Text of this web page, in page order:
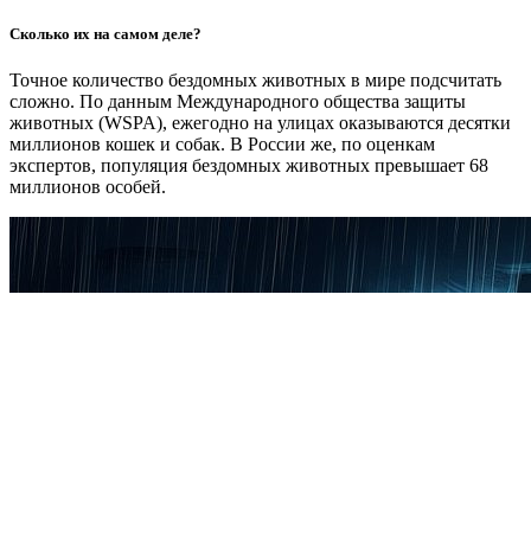
Сколько их на самом деле?
Точное количество бездомных животных в мире подсчитать
сложно. По данным Международного общества защиты
животных (WSPA), ежегодно на улицах оказываются десятки
миллионов кошек и собак. В России же, по оценкам
экспертов, популяция бездомных животных превышает 68
миллионов особей.